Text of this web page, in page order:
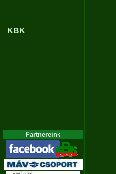
KBK
Partnereink